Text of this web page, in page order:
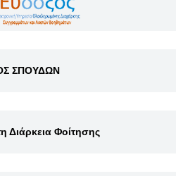
ΣΠΟΥΔΩΝ
Διάρκεια Φοίτησης